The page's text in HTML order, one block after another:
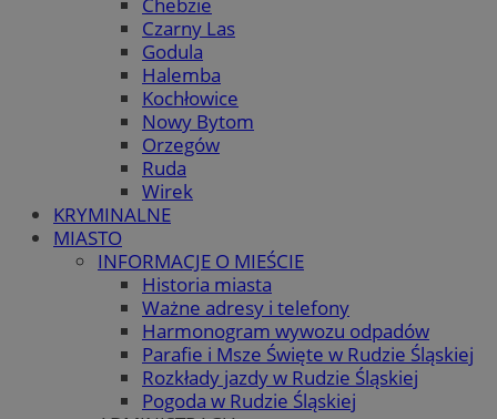
Czarny Las
Godula
Halemba
Kochłowice
Nowy Bytom
Orzegów
Ruda
Wirek
KRYMINALNE
MIASTO
INFORMACJE O MIEŚCIE
Historia miasta
Ważne adresy i telefony
Harmonogram wywozu odpadów
Parafie i Msze Święte w Rudzie Śląskiej
Rozkłady jazdy w Rudzie Śląskiej
Pogoda w Rudzie Śląskiej